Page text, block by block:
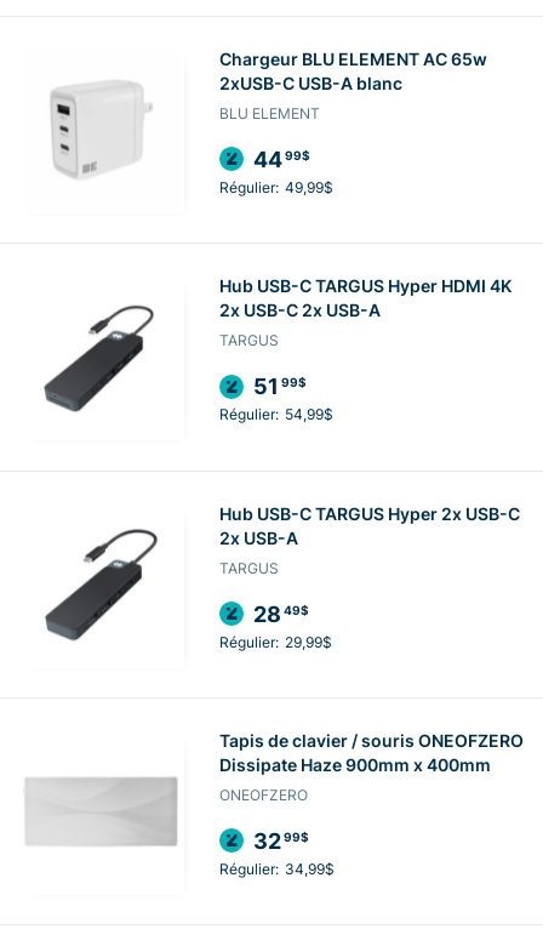
Chargeur BLU ELEMENT AC 65w
2xUSB-C USB-A blanc
BLU ELEMENT
4499$
Régulier: 49,99$
Hub USB-C TARGUS Hyper HDMI 4K
2x USB-C 2x USB-A
TARGUS
51 99$
Régulier: 54,99$
Hub USB-C TARGUS Hyper 2x USB-C
2x USB-A
TARGUS
28 49$
Régulier: 29,99$
Tapis de clavier / souris ONEOFZERO
Dissipate Haze 900mm x 400mm
ONEOFZERO
3299$
Régulier: 34,99$